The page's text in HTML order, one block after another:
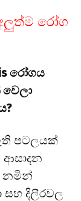
රෝග
රෝගය
පටලයක්
නමින්
සහ දිලීරවල